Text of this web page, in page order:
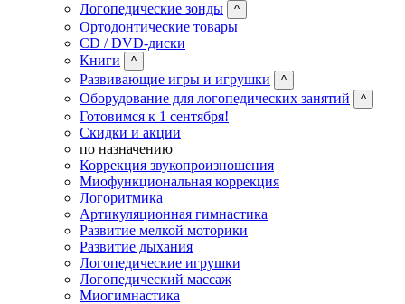
Логопедические зонды
^
Ортодонтические товары
CD / DVD-диски
Книги
^
Развивающие игры и игрушки ^
Оборудование для логопедических занятий ^
Готовимся к 1 сентября!
Скидки и акции
по назначению
Коррекция звукопроизношения
Миофункциональная коррекция
Логоритмика
Артикуляционная гимнастика
Развитие мелкой моторики
Развитие дыхания
Логопедические игрушки
Логопедический массаж
Миогимнастика